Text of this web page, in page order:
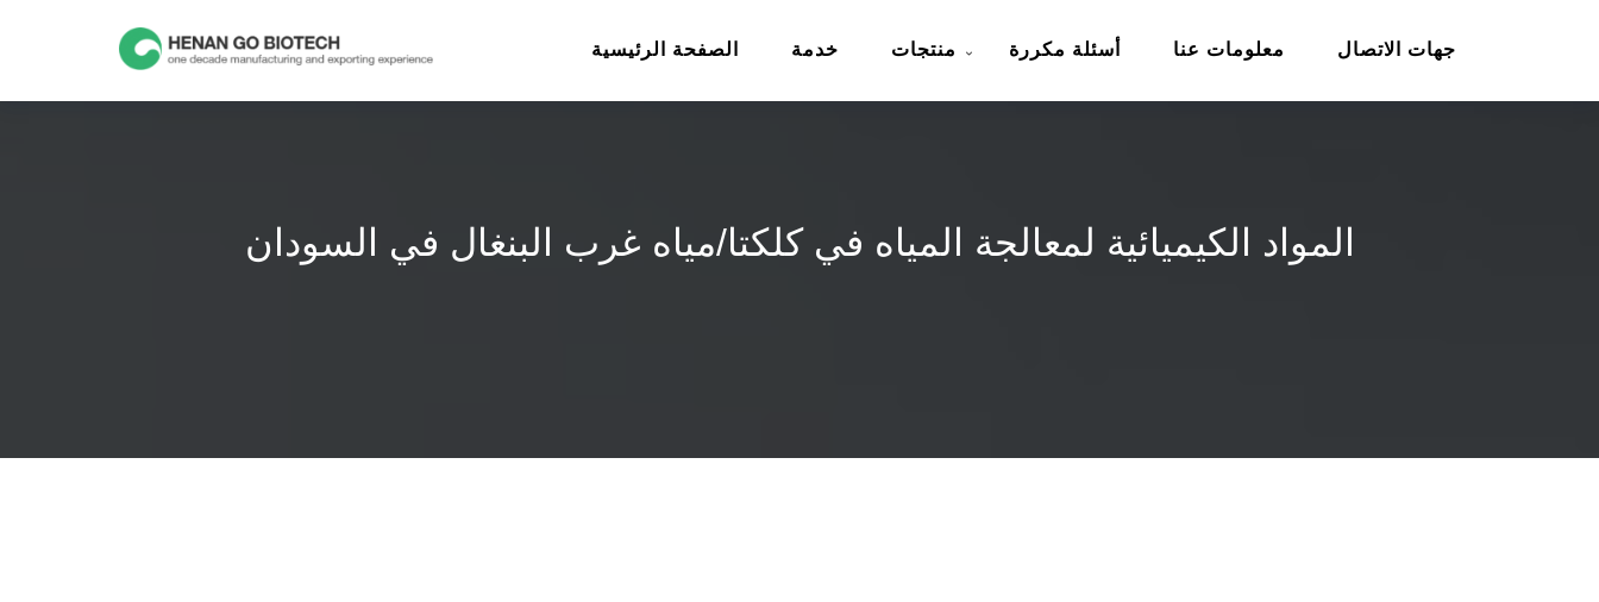
الصفحة الرئيسية خدمة منتجات أسئلة مكررة معلومات عنا جهات الاتصال
المواد الكيميائية لمعالجة المياه في كلكتا/مياه غرب البنغال في السودان